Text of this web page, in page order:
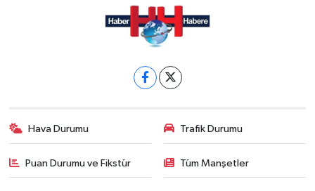
Hava Durumu Trafik Durumu
Puan Durumu ve Fikstür Tüm Manşetler